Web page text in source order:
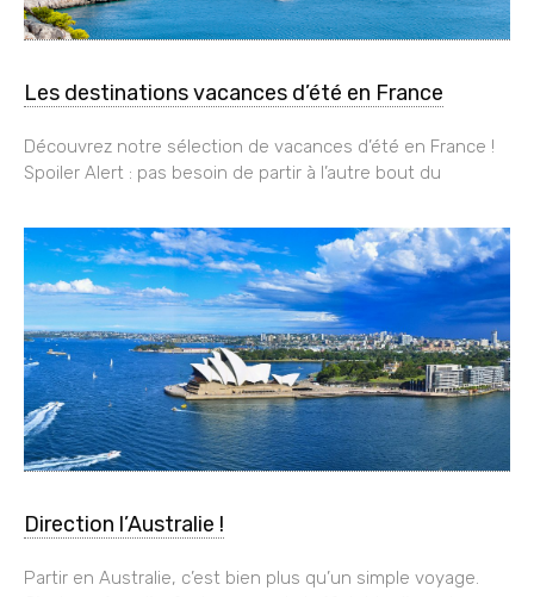
Les destinations vacances d’été en France
Découvrez notre sélection de vacances d’été en France !
Spoiler Alert : pas besoin de partir à l’autre bout du
Direction l’Australie !
Partir en Australie, c’est bien plus qu’un simple voyage.